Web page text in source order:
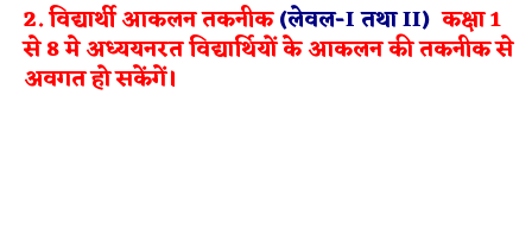
2. विद्यार्थी आकलन तकनीक(लेवल-I तथा II) कक्षा 1
से 8 मे अध्ययनरत विद्यार्थियों के आकलन की तकनीक से
अवगत हो सकेंगें।